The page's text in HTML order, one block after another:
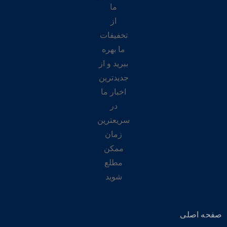
ما
از
تخفیفات
ما بهره
ببرید و از
جدیدترین
اخبار ما
در
سریعترین
زمان
ممکن
مطلع
شوید
صفحه اصلی